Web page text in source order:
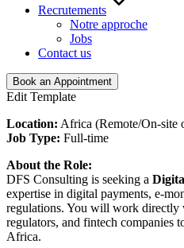
Recrutements
Notre approche
Jobs
Contact us
Book an Appointment
Edit Template
Location: Africa (Remote/On-site
Job Type: Full-time
About the Role:
DFS Consulting is seeking a
expertise in digital payments, e-
regulations. You will work directly
regulators, and fintech companies
Africa.